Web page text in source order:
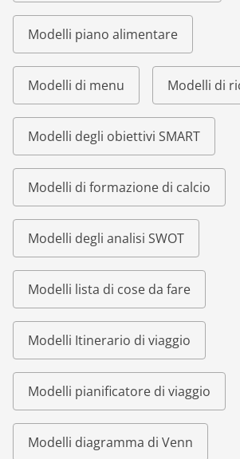
Modelli piano alimentare
Modelli di menu Modelli di
Modelli degli obiettivi SMART
Modelli di formazione di calcio
Modelli degli analisi SWOT
Modelli lista di cose da fare
Modelli Itinerario di viaggio
Modelli pianificatore di viaggio
Modelli diagramma di Venn